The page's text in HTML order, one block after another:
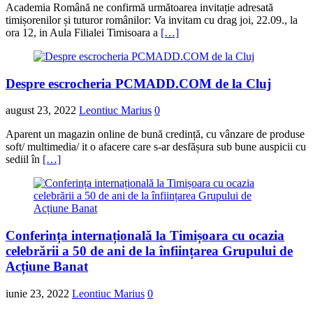
Academia Română ne confirmă următoarea invitație adresată
timișorenilor și tuturor românilor: Va invitam cu drag joi, 22.09., la
ora 12, in Aula Filialei Timisoara a […]
Despre escrocheria PCMADD.COM de la Cluj
august 23, 2022 Leontiuc Marius 0
Aparent un magazin online de bună credință, cu vânzare de produse
soft/ multimedia/ it o afacere care s-ar desfășura sub bune auspicii cu
sediil în […]
Conferința internațională la Timișoara cu ocazia
celebrării a 50 de ani de la înființarea Grupului de
Acțiune Banat
iunie 23, 2022 Leontiuc Marius 0